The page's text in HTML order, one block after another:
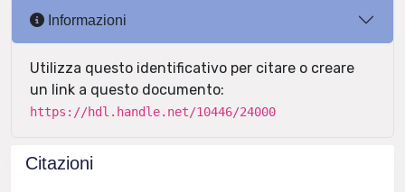
Informazioni
Utilizza questo identificativo per citare o creare
un link a questo documento:
https://hdl.handle.net/10446/24000
Citazioni